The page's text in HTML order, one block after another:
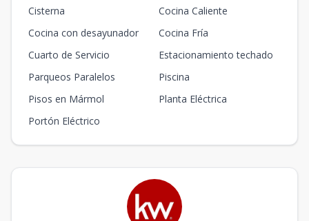
Cisterna
Cocina Caliente
Cocina con desayunador
Cocina Fría
Cuarto de Servicio
Estacionamiento techado
Parqueos Paralelos
Piscina
Pisos en Mármol
Planta Eléctrica
Portón Eléctrico